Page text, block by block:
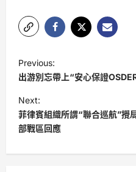
o
s
t
n
a
Previous:
出游別忘帶上“安心保證
Next:
菲律賓組織所謂“聯合巡航”攪
部戰區回應